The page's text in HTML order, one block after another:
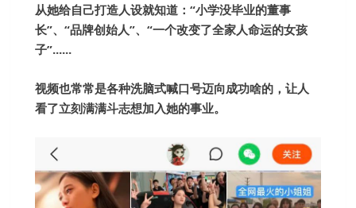
从她给自己打造人设就知道：“小学没毕业的董事
长”、“品牌创始人”、“一个改变了全家人命运的女孩
子”......
视频也常常是各种洗脑式喊口号迈向成功啥的，让人
看了立刻满满斗志想加入她的事业。